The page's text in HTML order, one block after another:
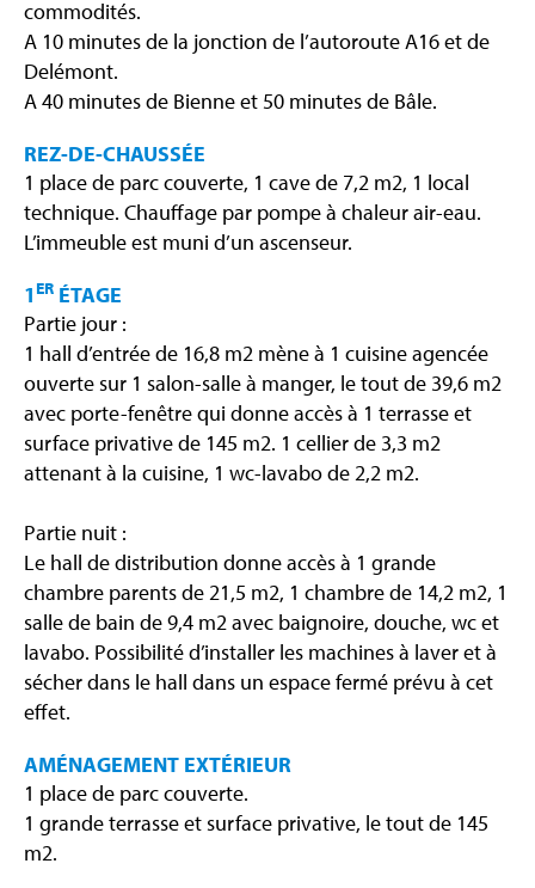
commodités.
A 10 minutes de la jonction de l’autoroute A16 et de
Delémont.
A 40 minutes de Bienne et 50 minutes de Bâle.
REZ-DE-CHAUSSÉE
1 place de parc couverte, 1 cave de 7,2 m2, 1 local
technique. Chauffage par pompe à chaleur air-eau.
L’immeuble est muni d’un ascenseur.
1 ER ÉTAGE
Partie jour :
1 hall d’entrée de 16,8 m2 mène à 1 cuisine agencée
ouverte sur 1 salon-salle à manger, le tout de 39,6 m2
avec porte-fenêtre qui donne accès à 1 terrasse et
surface privative de 145 m2. 1 cellier de 3,3 m2
attenant à la cuisine, 1 wc-lavabo de 2,2 m2.
Partie nuit :
Le hall de distribution donne accès à 1 grande
chambre parents de 21,5 m2, 1 chambre de 14,2 m2, 1
salle de bain de 9,4 m2 avec baignoire, douche, wc et
lavabo. Possibilité d’installer les machines à laver et à
sécher dans le hall dans un espace fermé prévu à cet
effet.
AMÉNAGEMENT EXTÉRIEUR
1 place de parc couverte.
1 grande terrasse et surface privative, le tout de 145
m2.